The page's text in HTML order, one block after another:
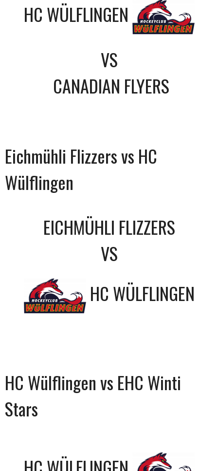
HC WÜLFLINGEN
VS
CANADIAN FLYERS
Eichmühli Flizzers vs HC
Wülflingen
EICHMÜHLI FLIZZERS
VS
HC WÜLFLINGEN
HC Wülflingen vs EHC Winti
Stars